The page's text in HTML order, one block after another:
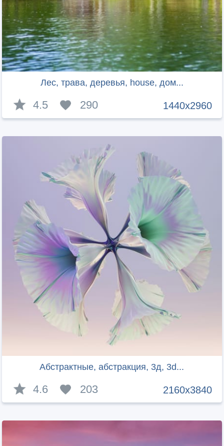
Лес, трава, деревья, house, дом...
1440x2960
4.5 290
Абстрактные, абстракция, 3д, 3d...
2160x3840
4.6 203